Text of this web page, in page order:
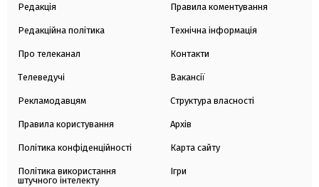
Редакція
Редакційна політика
Про телеканал
Телеведучі
Рекламодавцям
Правила користування
Політика конфіденційності
Політика використання
штучного інтелекту
Правила коментування
Технічна інформація
Контакти
Вакансії
Структура власності
Архів
Карта сайту
Ігри